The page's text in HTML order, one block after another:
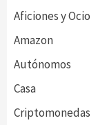
Aficiones y Ocio
Amazon
Autónomos
Casa
Criptomonedas